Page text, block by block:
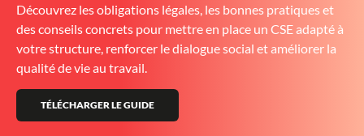
Découvrez les obligations légales, les bonnes pratiques et
des conseils concrets pour mettre en place un CSE adapté à
votre structure, renforcer le dialogue social et améliorer la
qualité de vie au travail.
TÉLÉCHARGER LE GUIDE